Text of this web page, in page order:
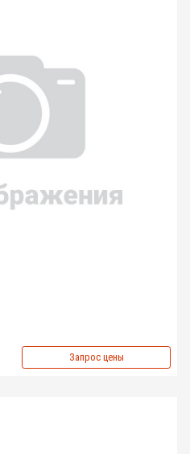
Запрос цены